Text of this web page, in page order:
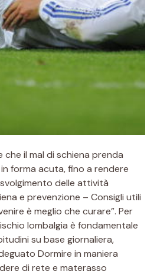
il mal di schiena prenda
forma acuta, fino a rendere
delle attività
e prevenzione – Consigli utili
è meglio che curare”. Per
lombalgia è fondamentale
su base giornaliera,
Dormire in maniera
di rete e materasso